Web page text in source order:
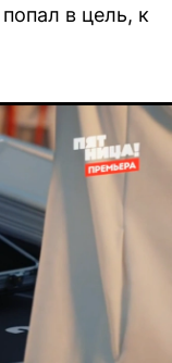
в цель, к